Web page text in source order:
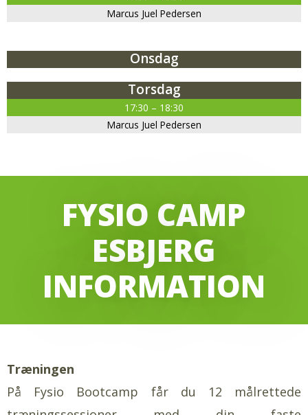
Marcus Juel Pedersen
Onsdag
Torsdag
17:30 – 18:30
Marcus Juel Pedersen
FYSIO CAMP
ESBJERG
INFORMATION
Træningen
På Fysio Bootcamp får du 12 målrettede